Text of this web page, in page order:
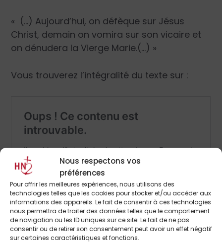
Nous respectons vos
préférences
Pour offrir les meilleures expériences, nous utilisons des
technologies telles que les cookies pour stocker et/ou accéder aux
informations des appareils. Le fait de consentir à ces technologies
nous permettra de traiter des données telles que le comportement
de navigation ou les ID uniques sur ce site. Le fait de ne pas
consentir ou de retirer son consentement peut avoir un effet négatif
sur certaines caractéristiques et fonctions.
« (…) Aujourd’hui, on défèque sur Jésus
Christ, demain on vomira sur son vicaire et
on dénudera la Vierge Marie.(…) »
Vous trouverez l’intégralité du texte sur :